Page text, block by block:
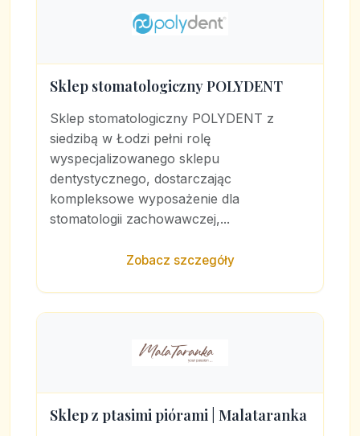
Sklep stomatologiczny POLYDENT
Sklep stomatologiczny POLYDENT z
siedzibą w Łodzi pełni rolę
wyspecjalizowanego sklepu
dentystycznego, dostarczając
kompleksowe wyposażenie dla
stomatologii zachowawczej,...
Zobacz szczegóły
Sklep z ptasimi piórami | Malataranka